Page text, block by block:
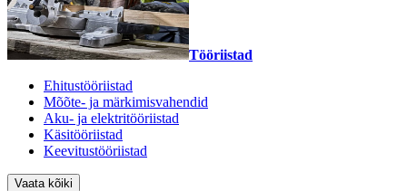
Tööriistad
Ehitustööriistad
Mõõte- ja märkimisvahendid
Aku- ja elektritööriistad
Käsitööriistad
Keevitustööriistad
Vaata kõiki